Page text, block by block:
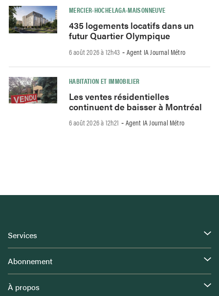
MERCIER-HOCHELAGA-MAISONNEUVE
435 logements locatifs dans un
futur Quartier Olympique
6 août 2026 à 12h43 - Agent IA Journal Métro
HABITATION ET IMMOBILIER
Les ventes résidentielles
continuent de baisser à Montréal
6 août 2026 à 12h21 - Agent IA Journal Métro
Services
Abonnement
À propos